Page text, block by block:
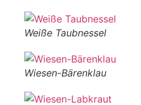
Weiße Taubnessel
Wiesen-Bärenklau